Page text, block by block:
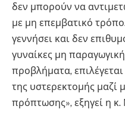
δεν μπορούν να
με μη επεμβατικό
γεννήσει και δεν
γυναίκες μη
προβλήματα,
της υστερεκτομής μαζί
πρόπτωσης», εξηγεί η